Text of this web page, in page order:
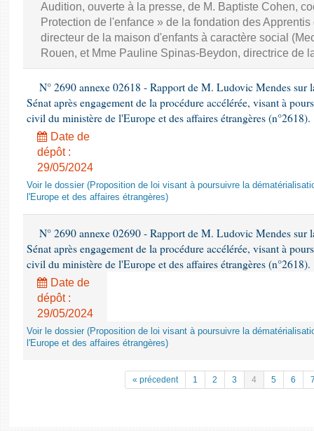
Audition, ouverte à la presse, de M. Baptiste Cohen,
Protection de l'enfance » de la fondation des
directeur de la maison d'enfants à caractère social
Rouen, et Mme Pauline Spinas-Beydon, directrice de
N° 2690 annexe 02618 - Rapport de M. Ludovic Mendes sur
Sénat après engagement de la procédure accélérée, visant à
civil du ministère de l'Europe et des affaires étrangères (n°2618).
Date de
dépôt :
29/05/2024
Voir le dossier (Proposition de loi visant à poursuivre la
l'Europe et des affaires étrangères)
N° 2690 annexe 02690 - Rapport de M. Ludovic Mendes sur
Sénat après engagement de la procédure accélérée, visant à
civil du ministère de l'Europe et des affaires étrangères (n°2618).
Date de
dépôt :
29/05/2024
Voir le dossier (Proposition de loi visant à poursuivre la
l'Europe et des affaires étrangères)
« précedent 1 2 3 4 5 6